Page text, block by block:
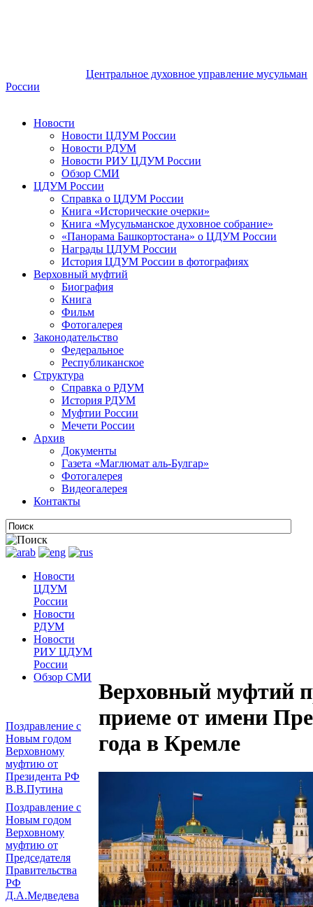
Центральное духовное управление мусульман
России
Новости
Новости ЦДУМ России
Новости РДУМ
Новости РИУ ЦДУМ России
Обзор СМИ
ЦДУМ России
Справка о ЦДУМ России
Книга «Исторические очерки»
Книга «Мусульманское духовное собрание»
«Панорама Башкортостана» о ЦДУМ России
Награды ЦДУМ России
История ЦДУМ России в фотографиях
Верховный муфтий
Биография
Книга
Фильм
Фотогалерея
Законодательство
Федеральное
Республиканское
Структура
Справка о РДУМ
История РДУМ
Муфтии России
Мечети России
Архив
Документы
Газета «Маглюмат аль-Булгар»
Фотогалерея
Видеогалерея
Контакты
Новости
ЦДУМ
России
Новости
РДУМ
Новости
РИУ ЦДУМ
России
Обзор СМИ
Поздравление с
Новым годом
Верховному
муфтию от
Президента РФ
В.В.Путина
Поздравление с
Новым годом
Верховному
муфтию от
Председателя
Правительства
РФ
Д.А.Медведева
Верховный муфтий
приеме от имени
года в Кремле